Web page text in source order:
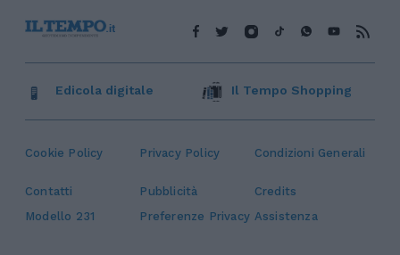
Cookie Policy Privacy Policy Condizioni Generali
Contatti Pubblicità
Credits
Modello 231
Preferenze Privacy Assistenza
Edicola digitale Il Tempo Shopping